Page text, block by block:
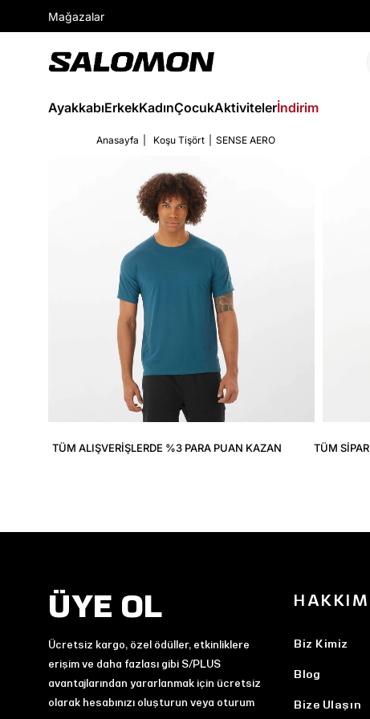
Mağazalar
AyakkabıErkekKadınÇocukAktivitelerİndirim
Anasayfa Koşu Tişört SENSE AERO
TÜM ALIŞVERIŞLERDE %3 PARA PUAN KAZAN TÜM
ÜYE OL
Ücretsiz kargo, özel ödüller, etkinliklere
erişim ve daha fazlası gibi S/PLUS
avantajlarından yararlanmak için ücretsiz
olarak hesabınızı oluşturun veya oturum
Biz Kimiz
Blog
Bize Ulaşın